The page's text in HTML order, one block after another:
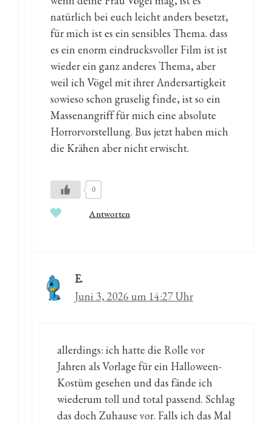
natürlich bei euch leicht anders besetzt,
für mich ist es ein sensibles Thema. dass
es ein enorm eindrucksvoller Film ist ist
wieder ein ganz anderes Thema, aber
weil ich Vögel mit ihrer Andersartigkeit
sowieso schon gruselig finde, ist so ein
Massenangriff für mich eine absolute
Horrorvorstellung. Bus jetzt haben mich
die Krähen aber nicht erwischt.
0
Antworten
E.
Juni 3, 2026 um 14:27 Uhr
allerdings: ich hatte die Rolle vor
Jahren als Vorlage für ein Halloween-
Kostüm gesehen und das fände ich
wiederum toll und total passend. Schlag
das doch Zuhause vor. Falls ich das Mal